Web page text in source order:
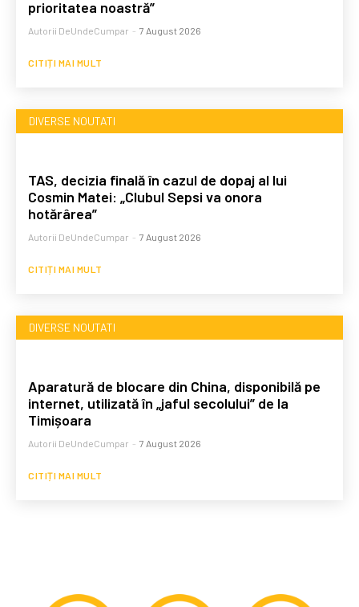
prioritatea noastră”
Autorii DeUndeCumpar - 7 August 2026
CITIȚI MAI MULT
DIVERSE NOUTATI
TAS, decizia finală în cazul de dopaj al lui
Cosmin Matei: „Clubul Sepsi va onora
hotărârea”
Autorii DeUndeCumpar - 7 August 2026
CITIȚI MAI MULT
DIVERSE NOUTATI
Aparatură de blocare din China, disponibilă pe
internet, utilizată în „jaful secolului” de la
Timișoara
Autorii DeUndeCumpar - 7 August 2026
CITIȚI MAI MULT